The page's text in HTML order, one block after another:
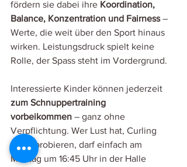
fördern sie dabei ihre Koordination,
Balance, Konzentration und Fairness –
Werte, die weit über den Sport hinaus
wirken. Leistungsdruck spielt keine
Rolle, der Spass steht im Vordergrund.
Interessierte Kinder können jederzeit
zum Schnuppertraining
vorbeikommen – ganz ohne
Verpflichtung. Wer Lust hat, Curling
auszuprobieren, darf einfach am
Montag um 16:45 Uhr in der Halle